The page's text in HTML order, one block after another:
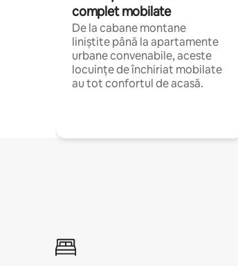
complet mobilate
De la cabane montane
liniștite până la apartamente
urbane convenabile, aceste
locuințe de închiriat mobilate
au tot confortul de acasă.